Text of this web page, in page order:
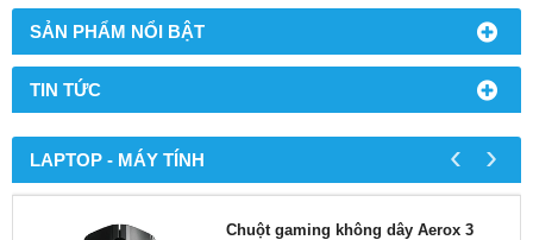
SẢN PHẨM NỔI BẬT
TIN TỨC
LAPTOP - MÁY TÍNH
Chuột gaming không dây Aerox 3
‹ ›